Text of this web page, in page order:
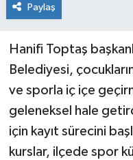
Paylaş
Hanifi Toptaş
Belediyesi,
ve sporla iç içe
geleneksel hale
için kayıt sürecini
kurslar, ilçede spor